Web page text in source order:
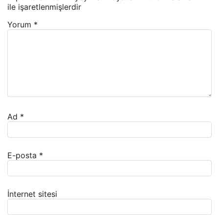
ile işaretlenmişlerdir
Yorum *
Ad *
E-posta *
İnternet sitesi